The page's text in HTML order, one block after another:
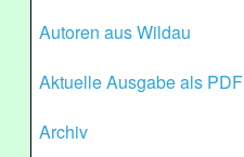
Autoren aus Wildau
Aktuelle Ausgabe als PDF
Archiv